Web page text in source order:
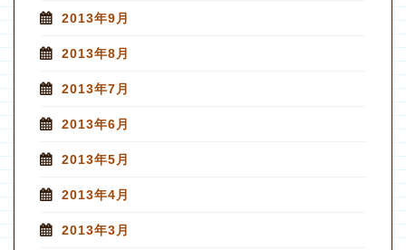
2013年9月
2013年8月
2013年7月
2013年6月
2013年5月
2013年4月
2013年3月